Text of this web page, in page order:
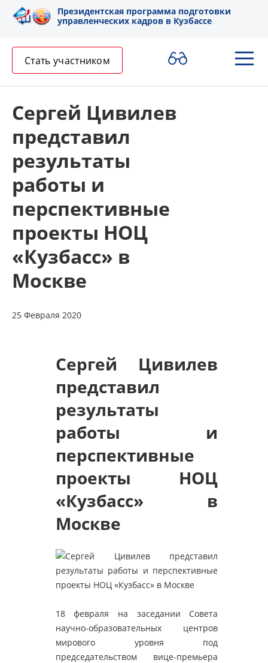
Президентская программа подготовки
управленческих кадров в Кузбассе
Стать участником
Сергей Цивилев
представил
результаты
работы и
перспективные
проекты НОЦ
«Кузбасс» в
Москве
25 Февраля 2020
Сергей Цивилев
представил
результаты
работы и
перспективные
проекты НОЦ
«Кузбасс» в
Москве
18 февраля на заседании Совета
научно-образовательных центров
мирового уровня под
председательством вице-премьера